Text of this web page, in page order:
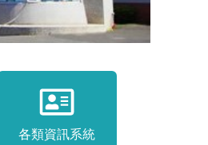
各類資訊系統